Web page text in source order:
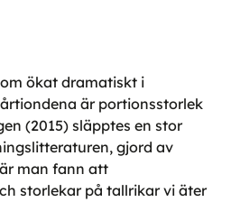
ökat dramatiskt i
är portionsstorlek
(2015) släpptes en stor
gjord av
man fann att
storlekar på tallrikar vi äter